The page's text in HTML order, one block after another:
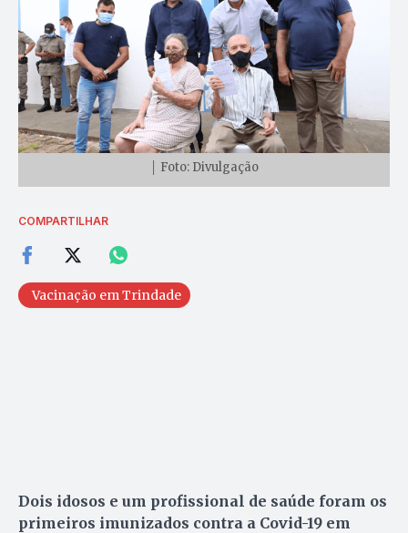
│ Foto: Divulgação
COMPARTILHAR
Vacinação em Trindade
Dois idosos e um profissional de saúde foram os
primeiros imunizados contra a Covid-19 em